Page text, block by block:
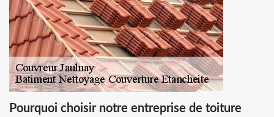
Pourquoi choisir notre entreprise de toiture